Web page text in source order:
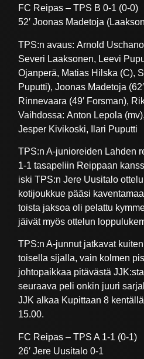
FC Reipas – TPS B 0-1 (0-0)
52′ Joonas Madetoja
TPS:n avaus: Arnold
Severi Laaksonen, Leevi
Ojanperä, Matias Hilska (C),
Puputti), Joonas Madetoja
Rinnevaara (49′ Forsman),
Vaihdossa: Anton Lepola
Jesper Kivikoski, Ilari Puputti
TPS:n A-junioreiden Lahden
1-1 tasapeliin Reippaan
iski TPS:n Jere Uusitalo
kotijoukkue pääsi
toista jaksoa oli pelattu
jäivät myös ottelun
TPS:n A-junnut jatkavat
toisella sijalla, vain kolmen
johtopaikkaa pitävästä
seuraava peli onkin juuri
JJK alkaa Kupittaan 8
15.00.
FC Reipas – TPS A 1-1 (0-1)
26′ Jere Uusitalo 0-1